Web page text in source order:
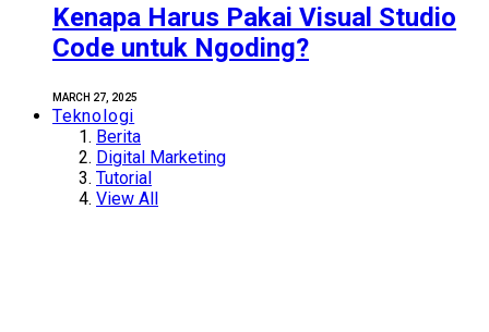
Kenapa Harus Pakai Visual Studio
Code untuk Ngoding?
MARCH 27, 2025
Teknologi
Berita
Digital Marketing
Tutorial
View All